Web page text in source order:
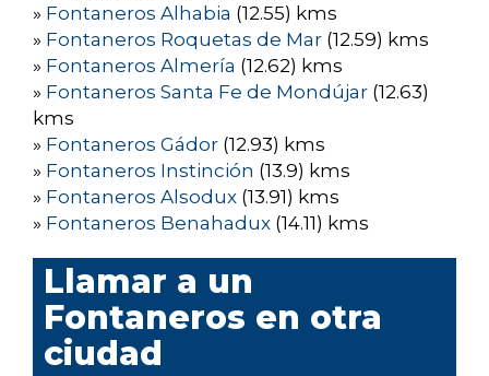
» Fontaneros Alhabia (12.55) kms
» Fontaneros Roquetas de Mar (12.59) kms
» Fontaneros Almería (12.62) kms
» Fontaneros Santa Fe de Mondújar (12.63)
kms
» Fontaneros Gádor (12.93) kms
» Fontaneros Instinción (13.9) kms
» Fontaneros Alsodux (13.91) kms
» Fontaneros Benahadux (14.11) kms
Llamar a un
Fontaneros en otra
ciudad